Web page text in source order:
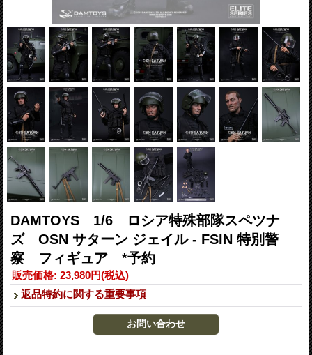
DAMTOYS 1/6 ロシア特殊部隊スペツナ
ズ OSN サターン ジェイル - FSIN 特別警
察 フィギュア *予約
販売価格: 23,980円(税込)
返品特約に関する重要事項